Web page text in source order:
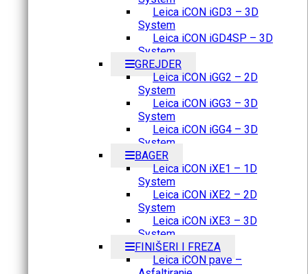
Leica iCON iGD3 – 3D
System
Leica iCON iGD4SP – 3D
System
GREJDER
Leica iCON iGG2 – 2D
System
Leica iCON iGG3 – 3D
System
Leica iCON iGG4 – 3D
System
BAGER
Leica iCON iXE1 – 1D
System
Leica iCON iXE2 – 2D
System
Leica iCON iXE3 – 3D
System
FINIŠERI I FREZA
Leica iCON pave –